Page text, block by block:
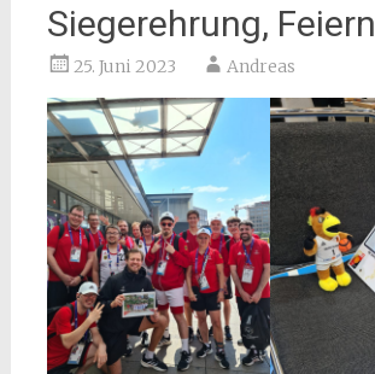
Siegerehrung, Feiern
25. Juni 2023 Andreas